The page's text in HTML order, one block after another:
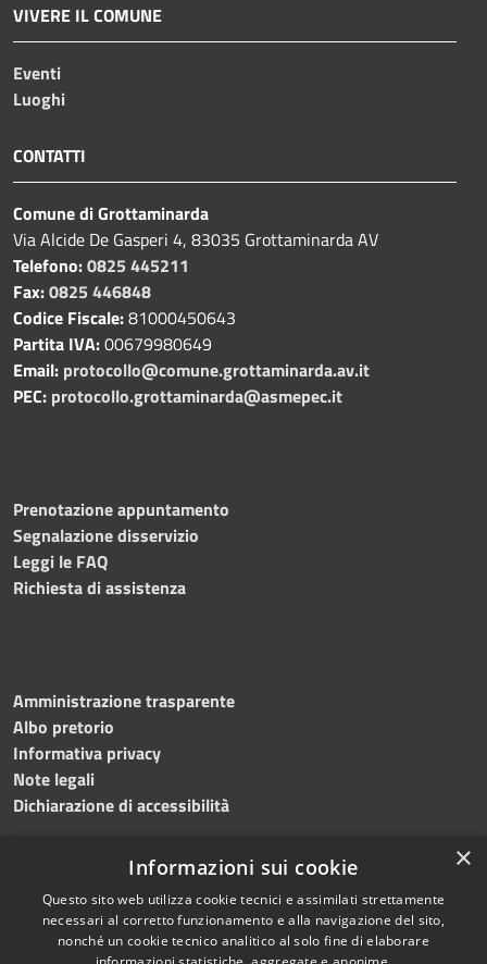
VIVERE IL COMUNE
Eventi
Luoghi
CONTATTI
Comune di Grottaminarda
Via Alcide De Gasperi 4, 83035 Grottaminarda AV
Telefono:0825 445211
Fax:0825 446848
Codice Fiscale:81000450643
Partita IVA:00679980649
Email: protocollo@comune.grottaminarda.av.it
PEC: protocollo.grottaminarda@asmepec.it
Prenotazione appuntamento
Segnalazione disservizio
Leggi le FAQ
Richiesta di assistenza
Amministrazione trasparente
Albo pretorio
Informativa privacy
Note legali
Dichiarazione di accessibilità
RSS
Accessibilità
Copyright © 2024 •
Comune diGrottaminarda
×
Informazioni sui cookie
Questo sito web utilizza cookie tecnici e assimilati strettamente
necessari al corretto funzionamento e alla navigazione del sito,
nonché un cookie tecnico analitico al solo fine di elaborare